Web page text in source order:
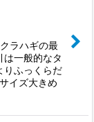
ラハギの最
は一般的なタ
りふっくらだ
イズ大きめ